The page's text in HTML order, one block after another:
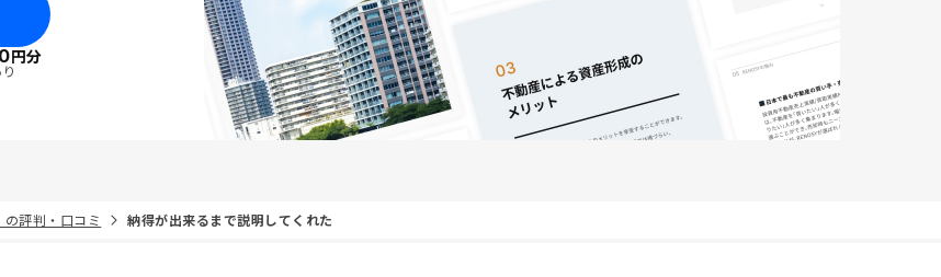
円分
の評判・口コミ 納得が出来るまで説明してくれた